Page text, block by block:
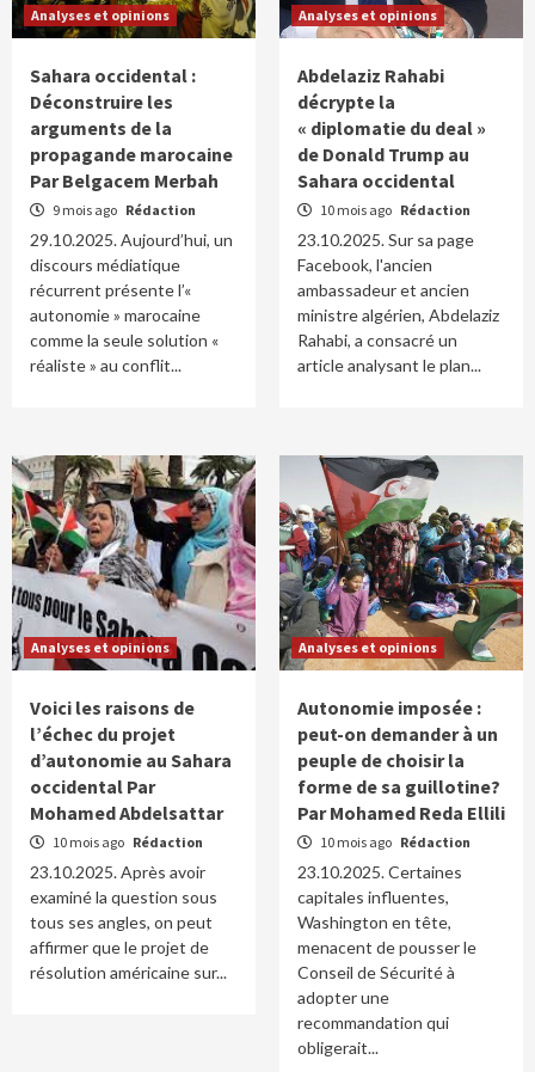
Analyses et opinions
Sahara occidental :
Déconstruire les
arguments de la
propagande marocaine
Par Belgacem Merbah
9 mois ago Rédaction
29.10.2025. Aujourd’hui, un
discours médiatique
récurrent présente l’«
autonomie » marocaine
comme la seule solution «
réaliste » au conflit...
Analyses et opinions
Abdelaziz Rahabi
décrypte la
« diplomatie du deal »
de Donald Trump au
Sahara occidental
10 mois ago Rédaction
23.10.2025. Sur sa page
Facebook, l'ancien
ambassadeur et ancien
ministre algérien, Abdelaziz
Rahabi, a consacré un
article analysant le plan...
Analyses et opinions
Voici les raisons de
l’échec du projet
d’autonomie au Sahara
occidental Par
Mohamed Abdelsattar
10 mois ago Rédaction
23.10.2025. Après avoir
examiné la question sous
tous ses angles, on peut
affirmer que le projet de
résolution américaine sur...
Analyses et opinions
Autonomie imposée :
peut-on demander à un
peuple de choisir la
forme de sa guillotine?
Par Mohamed Reda Ellili
10 mois ago Rédaction
23.10.2025. Certaines
capitales influentes,
Washington en tête,
menacent de pousser le
Conseil de Sécurité à
adopter une
recommandation qui
obligerait...